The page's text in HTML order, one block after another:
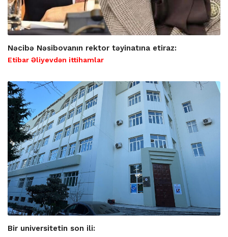
Nəcibə Nəsibovanın rektor təyinatına etiraz:
Etibar Əliyevdən ittihamlar
Bir universitetin son ili: